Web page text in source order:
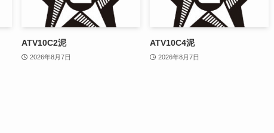
ATV10C2泥
2026年8月7日
ATV10C4泥
2026年8月7日